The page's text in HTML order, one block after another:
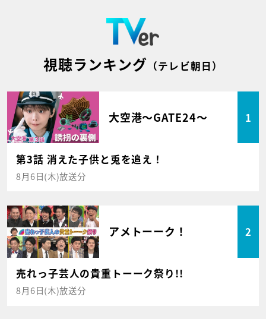
視聴ランキング （テレビ朝日）
大空港～GATE24～ 1
第3話 消えた子供と兎を追え！
8月6日(木)放送分
アメトーーク！ 2
売れっ子芸人の貴重トーーク祭り!!
8月6日(木)放送分